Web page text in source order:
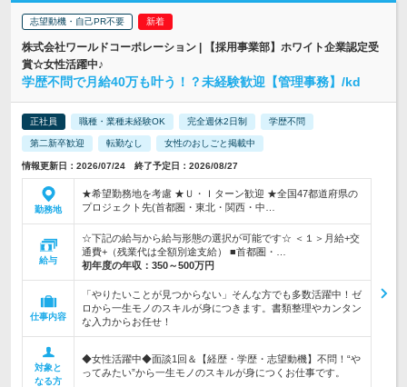
志望動機・自己PR不要
株式会社ワールドコーポレーション | 【採用事業部】ホワイト企業認定受
賞☆女性活躍中♪
学歴不問で月給40万も叶う！？未経験歓迎【管理事務】/kd
正社員 職種・業種未経験OK 完全週休2日制 学歴不問
第二新卒歓迎 転勤なし 女性のおしごと掲載中
情報更新日：2026/07/24 終了予定日：2026/08/27
勤務地
★希望勤務地を考慮 ★Ｕ・Ｉターン歓迎 ★全国47都道府県の
プロジェクト先(首都圏・東北・関西・中…
給与
☆下記の給与から給与形態の選択が可能です☆ ＜１＞月給+交
通費+（残業代は全額別途支給） ■首都圏・…
初年度の年収： 350～500万円
仕事内容
「やりたいことが見つからない」そんな方でも多数活躍中！ゼ
ロから一生モノのスキルが身につきます。書類整理やカンタン
な入力からお任せ！
対象と
なる方
◆女性活躍中◆面談1回＆【経歴・学歴・志望動機】不問！“や
ってみたい”から一生モノのスキルが身につくお仕事です。